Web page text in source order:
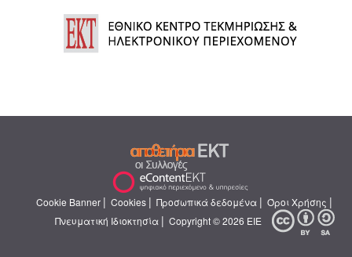
Cookie Banner | Cookies | Προσωπικά δεδομένα | Όροι Χρήσης |
Πνευματική Ιδιοκτησία | Copyright © 2026 ΕΙΕ